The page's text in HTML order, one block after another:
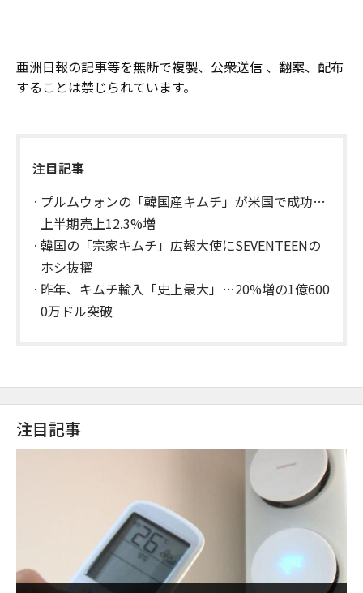
亜洲日報の記事等を無断で複製、公衆送信 、翻案、配布
することは禁じられています。
注目記事
プルムウォンの「韓国産キムチ」が米国で成功…
上半期売上12.3%増
韓国の「宗家キムチ」広報大使にSEVENTEENの
ホシ抜擢
昨年、キムチ輸入「史上最大」…20%増の1億600
0万ドル突破
注目記事